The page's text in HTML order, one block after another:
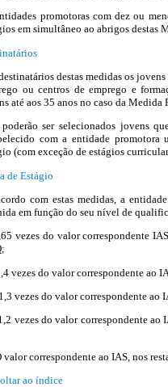
promotoras com dez ou
em simultâneo ao abrigos destas
destas medidas os
ou centros de emprego e
até aos 35 anos no caso da Medida
ser selecionados jovens
com a entidade promotora
(com exceção de estágios
de Estágio
com estas medidas, a
em função do seu nível de
vezes do valor correspondente
vezes do valor correspondente ao
vezes do valor correspondente ao
vezes do valor correspondente
valor correspondente ao IAS, nos
ao índice